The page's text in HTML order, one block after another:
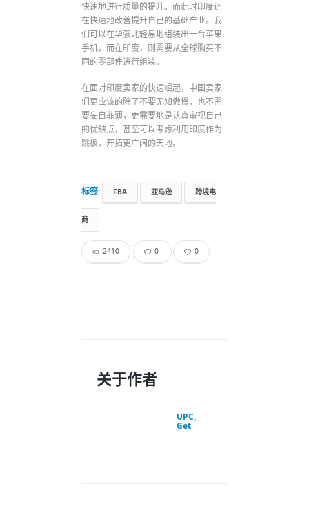
快速地进行质量的提升。而此时印度还
在快速地改善提升自己的基础产业。我
们可以在华强北轻易地组装出一台苹果
手机，而在印度，则需要从全球购买不
同的零部件进行组装。
在面对印度卖家的快速崛起，中国卖家
们更应该的除了不要无知傲慢，也不需
要妄自菲薄，更需要地是认真审视自己
的优缺点，甚至可以考虑利用印度作为
跳板，开拓更广阔的天地。
标签: FBA 亚马逊 跨境电
商
2410 0 0
关于作者
UPC,
Get